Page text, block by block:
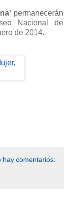
permanecerán
Nacional de
de 2014.
hay comentarios: